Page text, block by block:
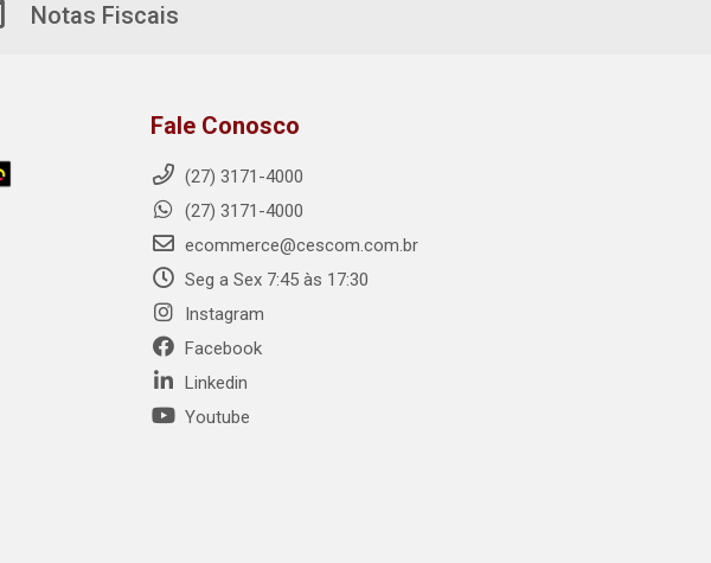
Notas Fiscais
Fale Conosco
(27) 3171-4000
(27) 3171-4000
ecommerce@cescom.com.br
Seg a Sex 7:45 às 17:30
Instagram
Facebook
Linkedin
Youtube